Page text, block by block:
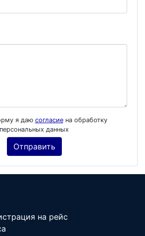
я даю согласиена обработку
персональных данных
на рейс